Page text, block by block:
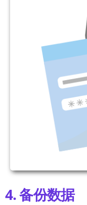
4. 备份数据